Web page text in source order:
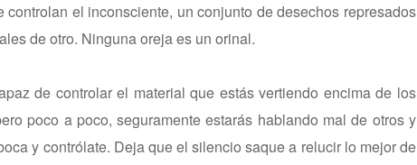
el inconsciente, un conjunto de desechos represados
de otro. Ninguna oreja es un orinal.
de controlar el material que estás vertiendo encima de los
poco a poco, seguramente estarás hablando mal de otros y
y contrólate. Deja que el silencio saque a relucir lo mejor de